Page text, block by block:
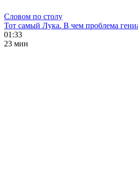
Словом по столу
Тот самый Лука. В чем проблема
01:33
23 мин